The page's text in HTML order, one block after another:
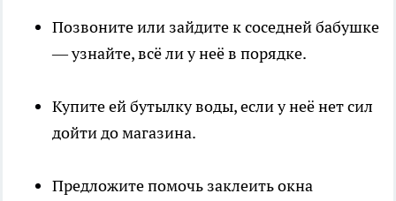
Позвоните или зайдите к соседней бабушке
— узнайте, всё ли у неё в порядке.
Купите ей бутылку воды, если у неё нет сил
дойти до магазина.
Предложите помочь заклеить окна